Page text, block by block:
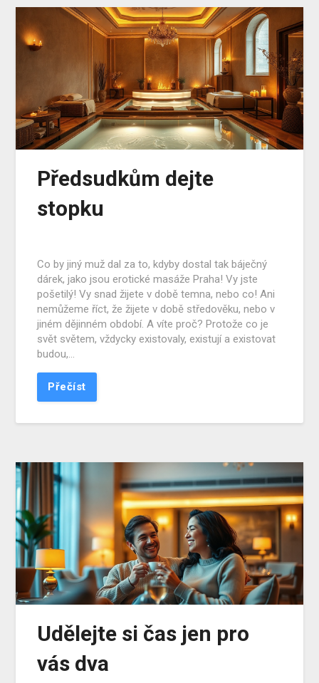
Předsudkům dejte
stopku
Co by jiný muž dal za to, kdyby dostal tak báječný
dárek, jako jsou erotické masáže Praha! Vy jste
pošetilý! Vy snad žijete v době temna, nebo co! Ani
nemůžeme říct, že žijete v době středověku, nebo v
jiném dějinném období. A víte proč? Protože co je
svět světem, vždycky existovaly, existují a existovat
budou,…
Přečíst
Udělejte si čas jen pro
vás dva